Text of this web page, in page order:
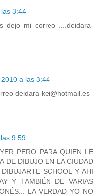
3:44
dejo mi correo ....deidara-
a las 3:44
deidara-kei@hotmail.es
9:59
PERO PARA QUIEN LE
DE DIBUJO EN LA CIUDAD
SCHOOL Y AHI
Y TAMBIÉN DE VARIAS
LA VERDAD YO NO